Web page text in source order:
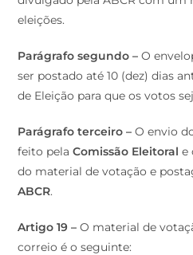
eleições.
Parágrafo segundo – O
ser postado até 10 (dez) dias
de Eleição para que os votos
Parágrafo terceiro – O envio
feito pelaComissão Eleitoral e
do material de votação e
ABCR.
Artigo 19 – O material de
correio é o seguinte: